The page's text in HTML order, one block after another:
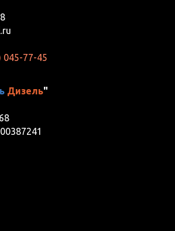
045-77-45
Дизель"